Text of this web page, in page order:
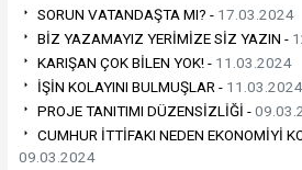
SORUN VATANDAŞTA MI? - 17.03.2024
BİZ YAZAMAYIZ YERİMİZE SİZ YAZIN -
KARIŞAN ÇOK BİLEN YOK! - 11.03.2024
İŞİN KOLAYINI BULMUŞLAR - 11.03.2024
PROJE TANITIMI DÜZENSİZLİĞİ -
CUMHUR İTTİFAKI NEDEN EKONOMİYİ
09.03.2024